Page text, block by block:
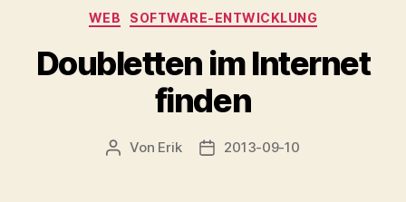
Kategorien
WEB SOFTWARE-ENTWICKLUNG
Doubletten im Internet
finden
Beitragsautor
Von Erik Veröffentlichungsdatum
2013-09-10